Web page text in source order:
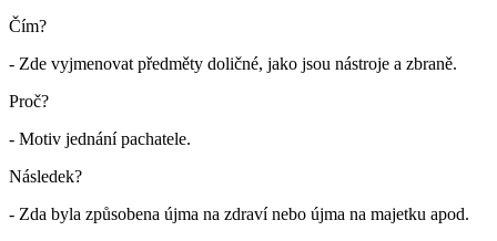
Čím?
- Zde vyjmenovat předměty doličné, jako jsou nástroje a zbraně.
Proč?
- Motiv jednání pachatele.
Následek?
- Zda byla způsobena újma na zdraví nebo újma na majetku apod.